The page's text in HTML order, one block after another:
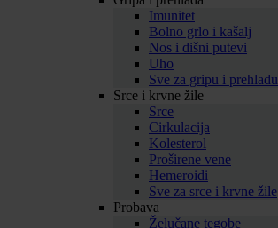
Imunitet
Bolno grlo i kašalj
Nos i dišni putevi
Uho
Sve za gripu i prehladu
Srce i krvne žile
Srce
Cirkulacija
Kolesterol
Proširene vene
Hemeroidi
Sve za srce i krvne žile
Probava
Želučane tegobe